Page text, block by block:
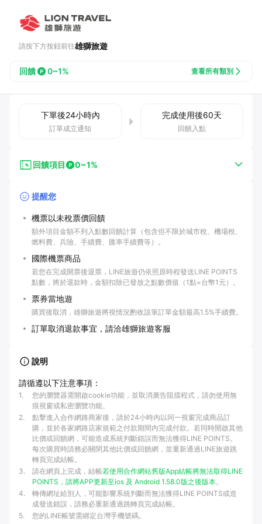
請按下方按鈕前往雄獅旅遊
回饋 0~1% 查看所有類別
下單後24小時內
訂單成立通知
完成使用後60天
回饋入點
回饋項目 0~1%
提醒您
機票以未稅票價回饋
額外項目金額不列入點數回饋計算（包含但不限於城市稅、機場稅、
燃料費、兵險、手續費、匯率手續費等）。
國際機票商品
若您在完成開票後退票，LINE旅遊仍依照原時程發送LINE POINTS
點數，將於退款時，金額扣除已發放之點數價值（1點=台幣1元）。
票券當地遊
購買後取消，雄獅旅遊將視情況酌收該筆訂單金額最高1.5%手續費。
訂單取消退款事宜，請洽雄獅旅遊客服
說明
請循遵以下注意事項：
1.
您的瀏覽器需開啟cookie功能，並取消廣告阻擋程式，請勿使用無
痕視窗或私密瀏覽功能。
2.
點擊進入合作網路商家後，請於24小時內以同一視窗完成商品訂
購，並於各家網路店家規範之付款期間內完成付款。若同時開啟其他
比價或回饋網，可能造成系統判斷錯誤而無法獲得LINE POINTS。
每次購買時請務必關閉其他比價或回饋網，並重新通過LINE旅遊跳
轉頁完成結帳。
3. 請在網頁上完成，結帳若使用合作網站舊版App結帳將無法取得LINE
POINTS，請將APP更新至ios 及 Android 1.58.0版之後版本。
4.
轉傳網址給別人，可能影響系統判斷而無法獲得LINE POINTS或造
成發送錯誤，請務必重新通過跳轉頁完成結帳。
5.
您的LINE帳號需綁定台灣手機號碼。